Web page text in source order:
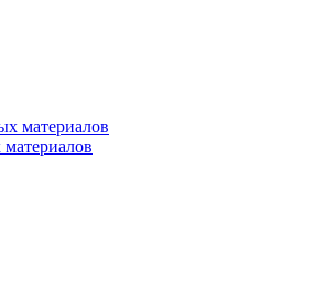
материалов